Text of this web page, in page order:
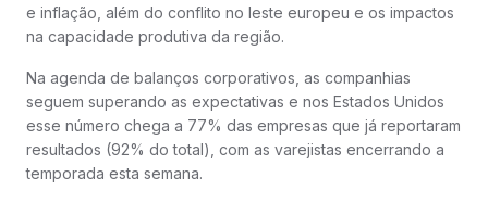
e inflação, além do conflito no leste europeu e os impactos
na capacidade produtiva da região.
Na agenda de balanços corporativos, as companhias
seguem superando as expectativas e nos Estados Unidos
esse número chega a 77% das empresas que já reportaram
resultados (92% do total), com as varejistas encerrando a
temporada esta semana.